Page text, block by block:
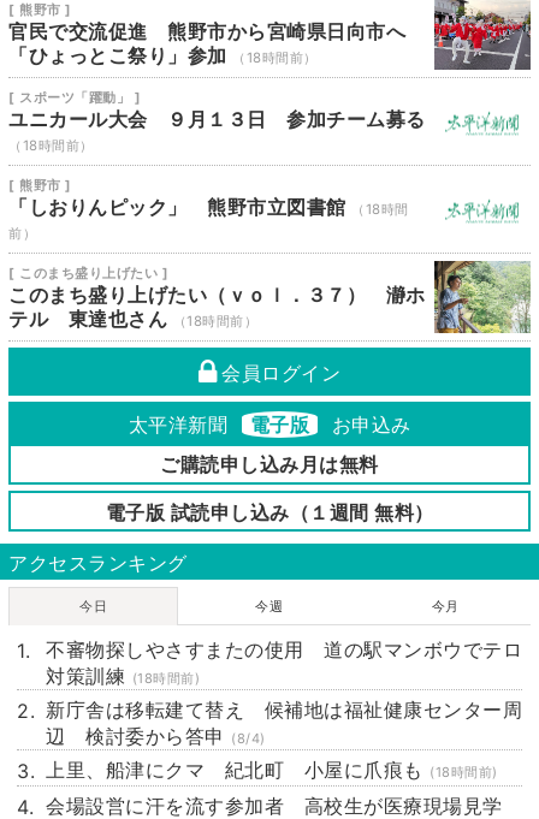
[ 熊野市 ]
官民で交流促進 熊野市から宮崎県日向市へ
「ひょっとこ祭り」参加
（18時間前）
[ スポーツ「躍動」 ]
ユニカール大会 ９月１３日 参加チーム募る
（18時間前）
[ 熊野市 ]
「しおりんピック」 熊野市立図書館
（18時間
前）
[ このまち盛り上げたい ]
このまち盛り上げたい（ｖｏｌ．３７） 瀞ホ
テル 東達也さん
（18時間前）
会員ログイン
太平洋新聞 電子版
お申込み
ご購読申し込み月は無料
電子版 試読申し込み（１週間 無料）
アクセスランキング
今日 今週 今月
不審物探しやさすまたの使用 道の駅マンボウでテロ
対策訓練 (18時間前)
新庁舎は移転建て替え 候補地は福祉健康センター周
辺 検討委から答申
(8/4)
上里、船津にクマ 紀北町 小屋に爪痕も (18時間前)
会場設営に汗を流す参加者 高校生が医療現場見学